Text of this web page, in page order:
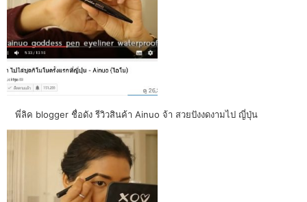
พี่ลิค blogger ชื่อดัง รีวิวสินค้า Ainuo จ้า สวยปังงดงามไป ญี่ปุ่น